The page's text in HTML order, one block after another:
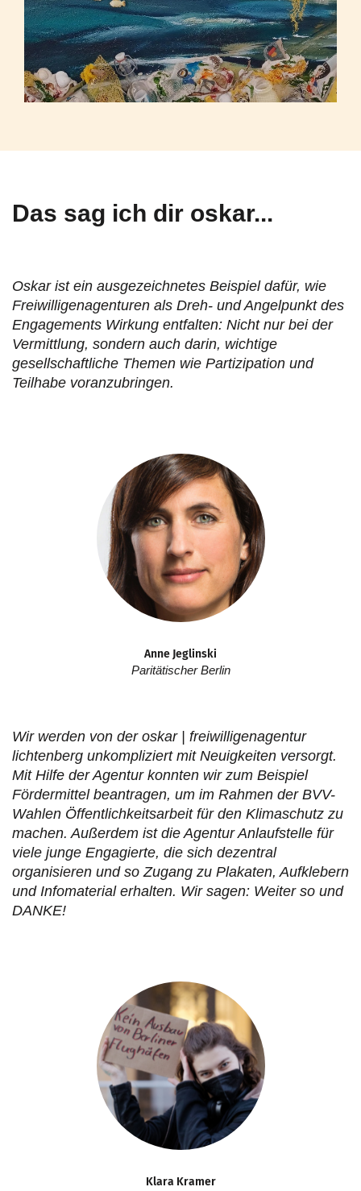
Das sag ich dir oskar...
Oskar ist ein ausgezeichnetes Beispiel dafür, wie
Freiwilligenagenturen als Dreh- und Angelpunkt des
Engagements Wirkung entfalten: Nicht nur bei der
Vermittlung, sondern auch darin, wichtige
gesellschaftliche Themen wie Partizipation und
Teilhabe voranzubringen.
Anne Jeglinski
Paritätischer Berlin
Wir werden von der oskar | freiwilligenagentur
lichtenberg unkompliziert mit Neuigkeiten versorgt.
Mit Hilfe der Agentur konnten wir zum Beispiel
Fördermittel beantragen, um im Rahmen der BVV-
Wahlen Öffentlichkeitsarbeit für den Klimaschutz zu
machen. Außerdem ist die Agentur Anlaufstelle für
viele junge Engagierte, die sich dezentral
organisieren und so Zugang zu Plakaten, Aufklebern
und Infomaterial erhalten. Wir sagen: Weiter so und
DANKE!
Klara Kramer